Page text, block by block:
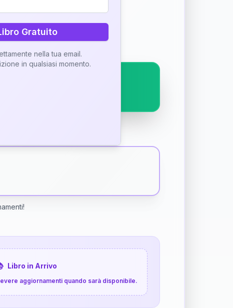
interpretazione
Libro in Arrivo
aggiornamenti quando sarà disponibile.
Gratuito
nella tua email.
in qualsiasi momento.